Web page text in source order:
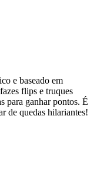
e baseado em
flips e truques
para ganhar pontos. É
de quedas hilariantes!